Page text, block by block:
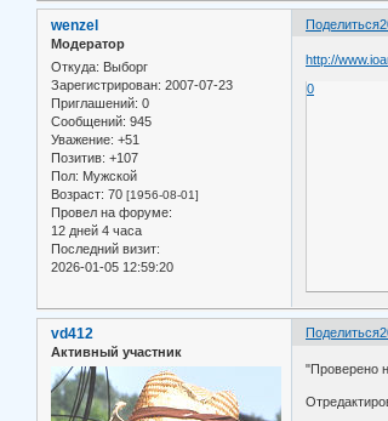
Поделиться
wenzel
Модератор
Откуда: Выборг
Зарегистрирован: 2007-07-23
Приглашений: 0
Сообщений: 945
Уважение: +51
Позитив: +107
Пол: Мужской
Возраст: 70 [1956-08-01]
Провел на форуме:
12 дней 4 часа
Последний визит:
2026-01-05 12:59:20
http://
0
Поделиться
vd412
Активный участник
"Проверено